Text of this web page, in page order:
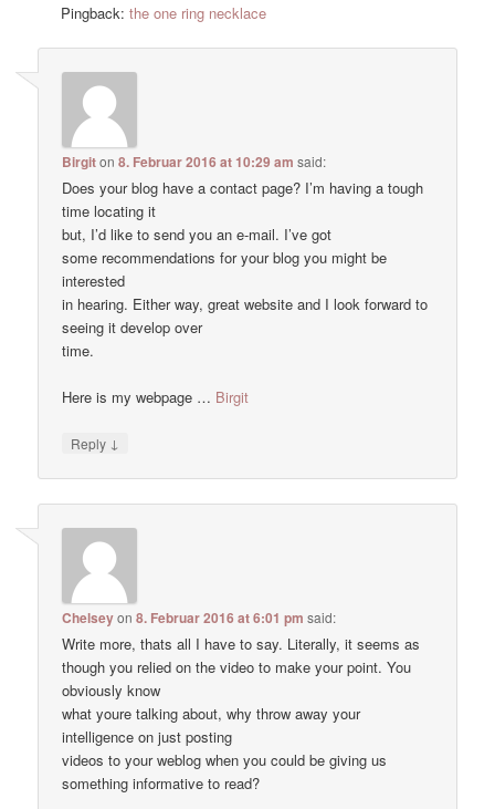
Pingback:the one ring necklace
Birgiton8. Februar 2016 at 10:29 am said:
Does your blog have a contact page? I’m having a tough
time locating it
but, I’d like to send you an e-mail. I’ve got
some recommendations for your blog you might be
interested
in hearing. Either way, great website and I look forward to
seeing it develop over
time.
Here is my webpage … Birgit
Reply ↓
Chelseyon8. Februar 2016 at 6:01 pm said:
Write more, thats all I have to say. Literally, it seems as
though you relied on the video to make your point. You
obviously know
what youre talking about, why throw away your
intelligence on just posting
videos to your weblog when you could be giving us
something informative to read?